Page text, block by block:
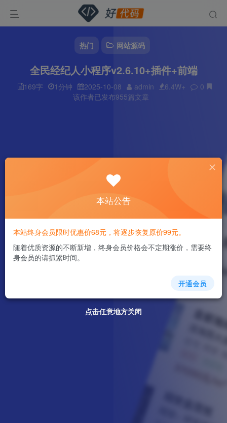
热门 网站源码
全民经纪人小程序v2.6.10+插件+前端
169字 1分钟 2025-10-08 admin 6.4W+
0
该作者已发布955篇文章
点击任意地方关闭
点击任意地方关闭
点击任意地方关闭
点击任意地方关闭
本站公告
本站终身会员限时优惠价68元，将逐步恢复原价99元。
随着优质资源的不断新增，终身会员价格会不定期涨价，需要终
身会员的请抓紧时间。
开通会员